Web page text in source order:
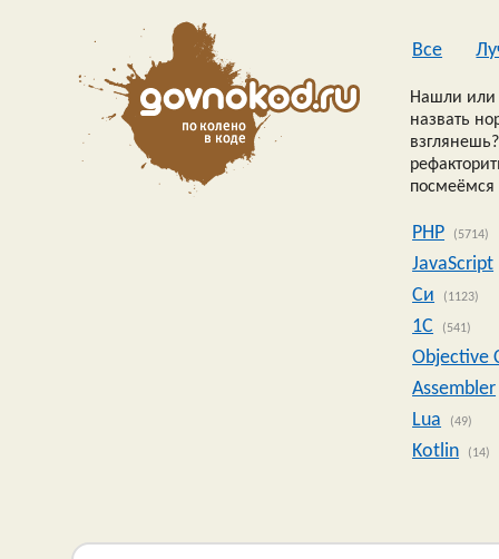
Все
Нашли или
назвать
посмеёмся
PHP (5714)
JavaScript
Си
(1123)
1C (541)
Objective
Assembler
Lua
(49)
Kotlin (14)